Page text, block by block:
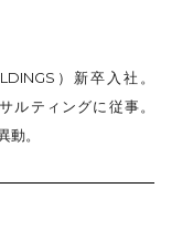
）新卒入社。
ルティングに従事。
動。